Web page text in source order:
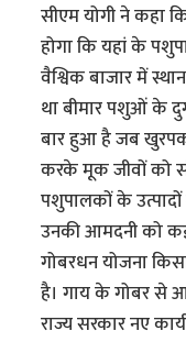
सीएम योगी ने कहा
होगा कि यहां के
वैश्विक बाजार में
था बीमार पशुओं के
बार हुआ है जब
करके मूक जीवों को
पशुपालकों के
उनकी आमदनी को कई
गोबरधन योजना
है। गाय के गोबर से
राज्य सरकार नए